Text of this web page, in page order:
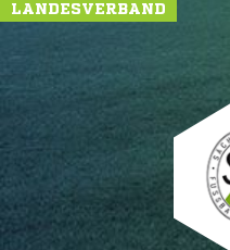
LANDESVERBAND